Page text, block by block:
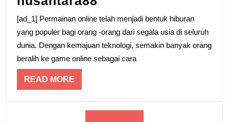
dunia
permainan
online
yang
nusantara88
[ad_1] Permainan online telah menjadi bentuk hiburan
yang populer bagi orang -orang dari segala usia di seluruh
dunia. Dengan kemajuan teknologi, semakin banyak orang
beralih ke game online sebagai cara
READ MORE
MORE